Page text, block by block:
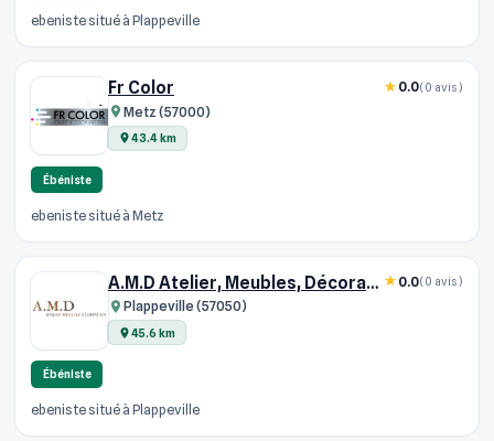
ebeniste situé à Plappeville
Fr Color
Metz (57000)
43.4 km
0.0(0 avis)
Ébéniste
ebeniste situé à Metz
A.M.D Atelier, Meubles, Décoration
Plappeville (57050)
45.6 km
0.0(0 avis)
Ébéniste
ebeniste situé à Plappeville